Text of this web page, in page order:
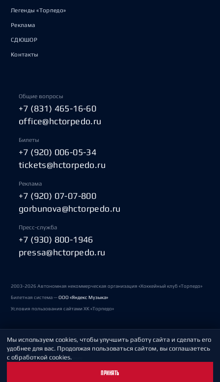
Легенды «Торпедо»
Реклама
СДЮШОР
Контакты
Общие вопросы
+7 (831) 465-16-60
office@hctorpedo.ru
Билеты
+7 (920) 006-05-34
tickets@hctorpedo.ru
Реклама
+7 (920) 07-07-800
gorbunova@hctorpedo.ru
Пресс-служба
+7 (930) 800-1946
pressa@hctorpedo.ru
2003-2026 Автономная некоммерческая организация «Хоккейный клуб «Торпедо»
Билетная система —ООО «Яндекс Музыка»
Условия пользования сайтами ХК «Торпедо»
Политика обработки персональных данных
Пользовательское соглашение
Мы используем cookies, чтобы улучшить работу сайта и сделать его
удобнее для вас. Продолжая пользоваться сайтом, вы соглашаетесь
с обработкой cookies.
ПРИНЯТЬ